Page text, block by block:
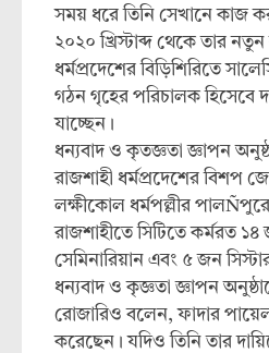
সময় ধরে তিনি সেখানে
২০২০ খ্রিস্টাব্দ থেকে তার নতুন
ধর্মপ্রদেশের বিড়িশিরিতে
গঠন গৃহের পরিচালক হিসেবে
যাচ্ছেন।
ধন্যবাদ ও কৃতজ্ঞতা জ্ঞাপন
রাজশাহী ধর্মপ্রদেশের বিশপ
লক্ষীকোল ধর্মপল্লীর
রাজশাহীতে সিটিতে কর্মরত
সেমিনারিয়ান এবং ৫ জন
ধন্যবাদ ও কৃজ্ঞতা জ্ঞাপন
রোজারিও বলেন, ফাদার
করেছেন। যদিও তিনি তার